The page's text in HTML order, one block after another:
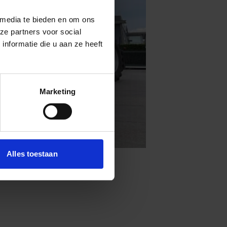
te bieden en om ons
partners voor social
die u aan ze heeft
Marketing
Alles toestaan